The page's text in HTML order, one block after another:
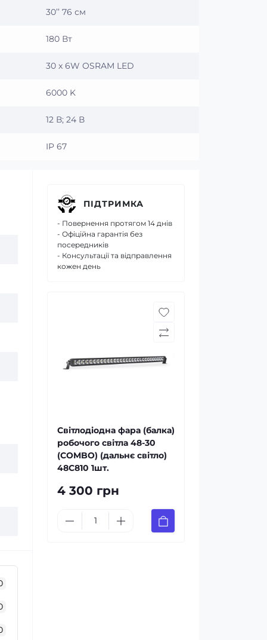
30’’ 76 см
180 Вт
30 x 6W OSRAM LED
6000 K
12 В; 24 В
IP 67
ПІДТРИМКА
- Повернення протягом 14 днів
- Офіційна гарантія без
посередників
- Консультації та відправлення
кожен день
Світлодіодна фара (балка)
робочого світла 48-30
(COMBO) (дальнє світло)
48C810 1шт.
4 300 грн